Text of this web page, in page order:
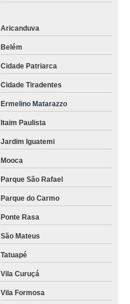
Aricanduva
Belém
Cidade Patriarca
Cidade Tiradentes
Ermelino Matarazzo
Itaim Paulista
Jardim Iguatemi
Mooca
Parque São Rafael
Parque do Carmo
Ponte Rasa
São Mateus
Tatuapé
Vila Curuçá
Vila Formosa